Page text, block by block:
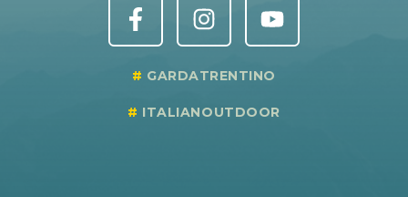
GARDATRENTINO
ITALIANOUTDOOR